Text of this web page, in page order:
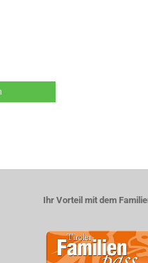
Ihr Vorteil mit dem